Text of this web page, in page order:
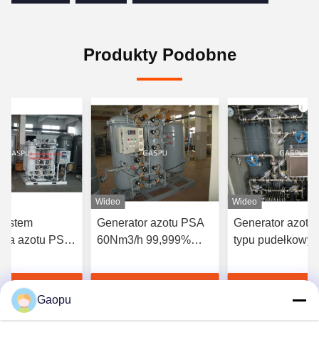
Produkty Podobne
azotu PSA
cenę
Wideo
Generator azotu PSA
60Nm3/h 99,999%
Wideo
Generator azotu
typu pudełkowy
użytku
Najlepszą
Gaopu